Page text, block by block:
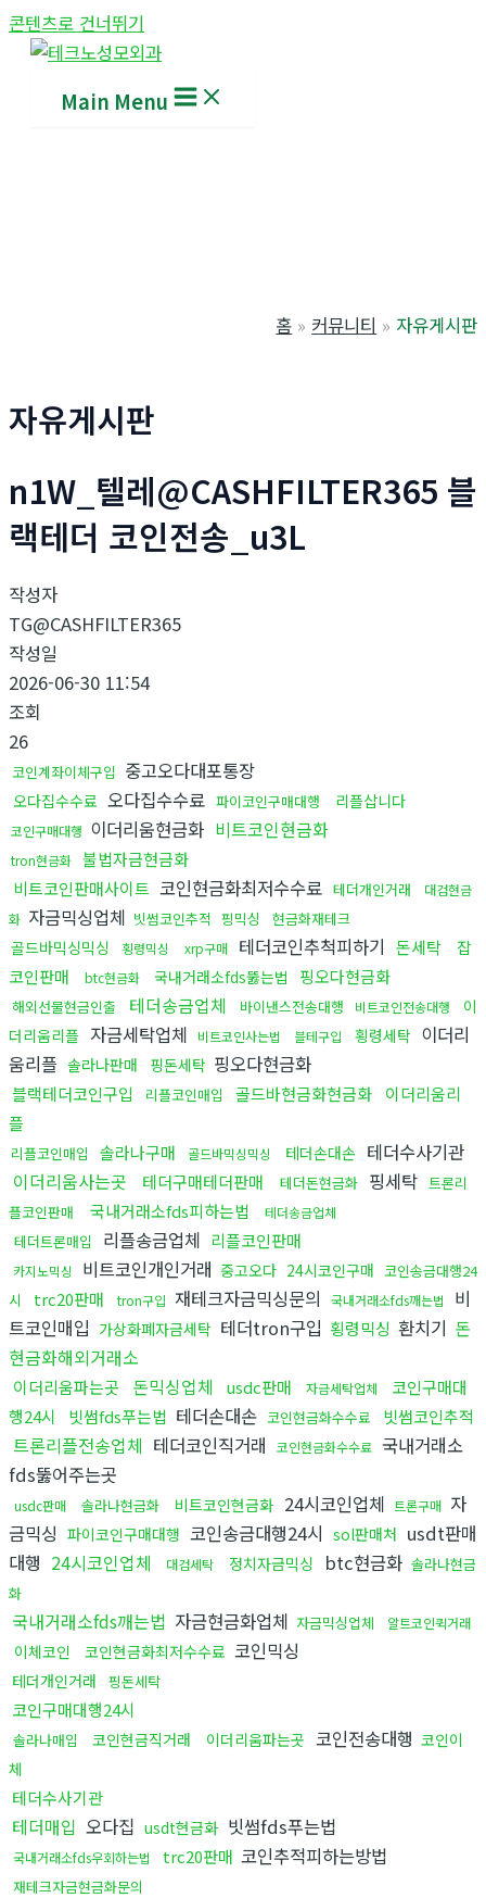
콘텐츠로 건너뛰기
Main Menu
홈 커뮤니티 자유게시판
자유게시판
n1W_텔레@CASHFILTER365 블
랙테더 코인전송_u3L
작성자
TG@CASHFILTER365
작성일
2026-06-30 11:54
조회
26
코인계좌이체구입 중고오다대포통장
오다집수수료 오다집수수료 파이코인구매대행 리플삽니다
코인구매대행 이더리움현금화 비트코인현금화
tron현금화 불법자금현금화
비트코인판매사이트 코인현금화최저수수료 테더개인거래
대검현금
화 자금믹싱업체 빗썸코인추적 핑믹싱 현금화재테크
골드바믹싱믹싱 횡령믹싱 xrp구매 테더코인추척피하기 돈세탁
잡
코인판매
btc현금화 국내거래소fds뚫는법 핑오다현금화
해외선물현금인출 테더송금업체 바이낸스전송대행 비트코인전송대행
이
더리움리플 자금세탁업체 비트코인사는법 블테구입 횡령세탁 이더리
움리플 솔라나판매 핑돈세탁 핑오다현금화
블랙테더코인구입 리플코인매입 골드바현금화현금화
이더리움리
플
리플코인매입 솔라나구매 골드바믹싱믹싱 테더손대손 테더수사기관
이더리움사는곳
테더구매테더판매 테더돈현금화 핑세탁
트론리
플코인판매
국내거래소fds피하는법 테더송금업체
테더트론매입 리플송금업체 리플코인판매
카지노믹싱 비트코인개인거래 중고오다 24시코인구매 코인송금대행24
시
trc20판매 tron구입 재테크자금믹싱문의 국내거래소fds깨는법
비
트코인매입 가상화폐자금세탁 테더tron구입 횡령믹싱 환치기 돈
현금화해외거래소
이더리움파는곳 돈믹싱업체 usdc판매 자금세탁업체
코인구매대
행24시
빗썸fds푸는법 테더손대손 코인현금화수수료 빗썸코인추적
트론리플전송업체 테더코인직거래 코인현금화수수료 국내거래소
fds뚫어주는곳
usdc판매 솔라나현금화 비트코인현금화 24시코인업체 트론구매 자
금믹싱 파이코인구매대행 코인송금대행24시 sol판매처 usdt판매
대행 24시코인업체 대검세탁 정치자금믹싱 btc현금화 솔라나현금
화
국내거래소fds깨는법 자금현금화업체 자금믹싱업체 알트코인퀵거래
이체코인 코인현금화최저수수료 코인믹싱
테더개인거래 핑돈세탁
코인구매대행24시
솔라나매입 코인현금직거래 이더리움파는곳 코인전송대행 코인이
체
테더수사기관
테더매입 오다집 usdt현금화 빗썸fds푸는법
국내거래소fds우회하는법 trc20판매 코인추적피하는방법
재테크자금현금화문의